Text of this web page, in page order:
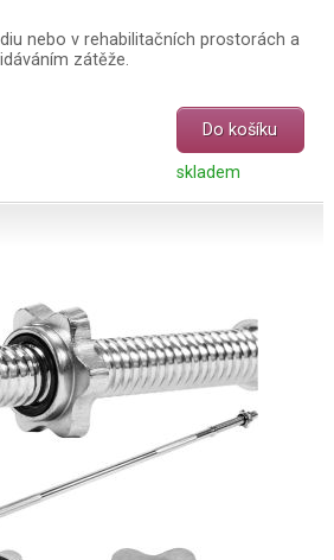
nebo v rehabilitačních prostorách a
zátěže.
Do košíku
skladem